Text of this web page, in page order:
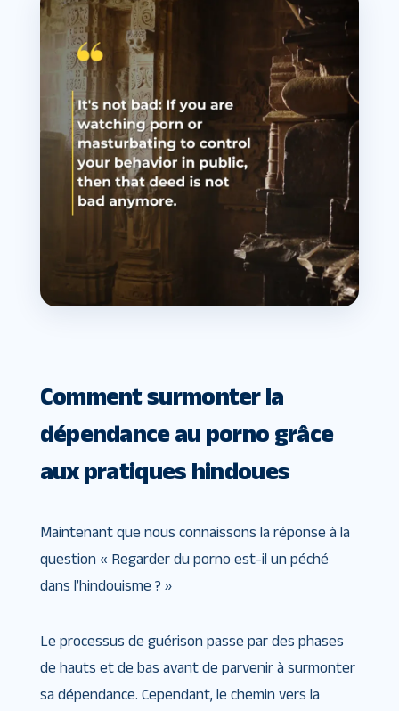
Comment surmonter la
dépendance au porno grâce
aux pratiques hindoues
Maintenant que nous connaissons la réponse à la
question « Regarder du porno est-il un péché
dans l’hindouisme ? »
Le processus de guérison passe par des phases
de hauts et de bas avant de parvenir à surmonter
sa dépendance. Cependant, le chemin vers la